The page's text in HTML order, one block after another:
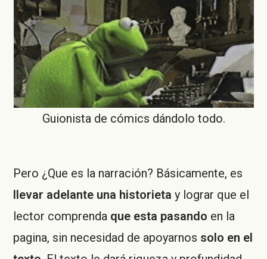
Guionista de cómics dándolo todo.
Pero ¿Que es la narración? Básicamente, es
llevar adelante una historieta y lograr que el
lector comprenda que esta pasando en la
pagina, sin necesidad de apoyarnos solo en el